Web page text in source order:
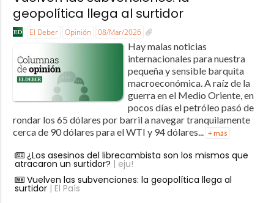
geopolítica llega al surtidor
El Deber Opinión 08/Mar/2026
Hay malas noticias
internacionales para nuestra
pequeña y sensible barquita
macroeconómica. A raíz de la
guerra en el Medio Oriente, en
pocos días el petróleo pasó de
rondar los 65 dólares por barril a navegar tranquilamente
cerca de 90 dólares para el WTI y 94 dólares... + más
¿Los asesinos del librecambista son los mismos que
atracaron un surtidor? | eju!
Vuelven las subvenciones: la geopolítica llega al
surtidor| El País